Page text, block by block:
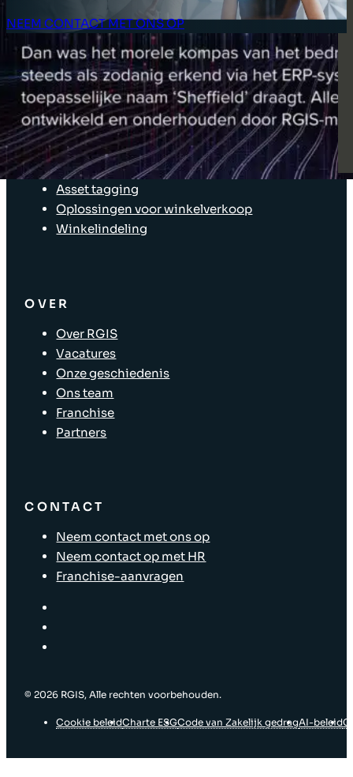
NEEM CONTACT MET ONS OP
Klant Login
OPLOSSINGEN
Inventarisoplossingen
Bedrijfsoplossingen
Oplossingen voor de toeleveringsketen
Asset tagging
Oplossingen voor winkelverkoop
Winkelindeling
OVER
Over RGIS
Vacatures
Onze geschiedenis
Ons team
Franchise
Partners
CONTACT
Neem contact met ons op
Neem contact op met HR
Franchise-aanvragen
© ‎2026 RGIS, Alle rechten voorbehouden.
Cookie beleidCharte ESGCode van Zakelijk gedragAI-beleid